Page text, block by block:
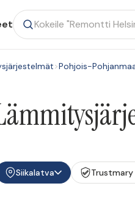
>Pohjois-
Siikalatva Trustmary